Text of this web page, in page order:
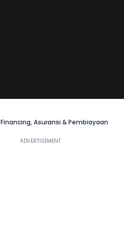
Financing, Asuransi & Pembiayaan